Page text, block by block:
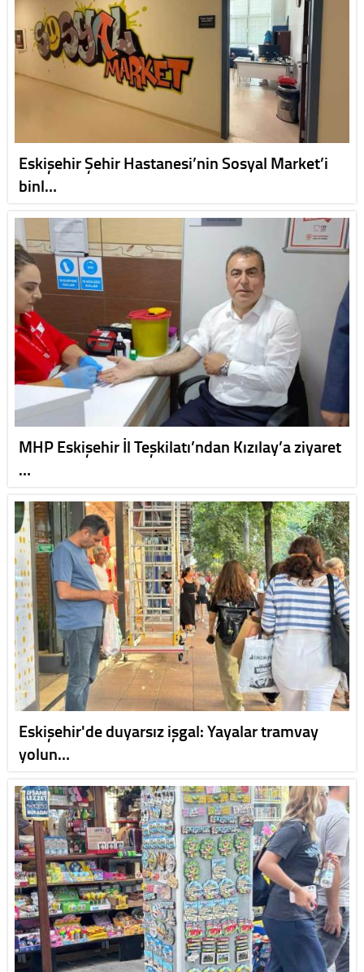
Eskişehir Şehir Hastanesi’nin Sosyal Market’i
binl…
MHP Eskişehir İl Teşkilatı’ndan Kızılay’a ziyaret
…
Eskişehir'de duyarsız işgal: Yayalar tramvay
yolun…